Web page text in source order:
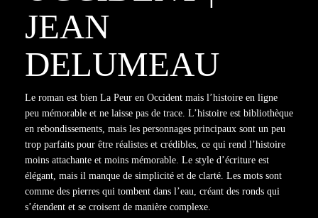
JEAN
DELUMEAU
Le roman est bien La Peur en Occident mais l’histoire en ligne
peu mémorable et ne laisse pas de trace. L’histoire est bibliothèque
en rebondissements, mais les personnages principaux sont un peu
trop parfaits pour être réalistes et crédibles, ce qui rend l’histoire
moins attachante et moins mémorable. Le style d’écriture est
élégant, mais il manque de simplicité et de clarté. Les mots sont
comme des pierres qui tombent dans l’eau, créant des ronds qui
s’étendent et se croisent de manière complexe.